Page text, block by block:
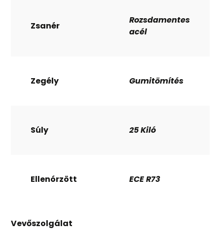
Zsanér
Rozsdamentes
acél
Zegély Gumitömítés
Súly 25 Kiló
Ellenórzött ECE R73
Vevőszolgálat